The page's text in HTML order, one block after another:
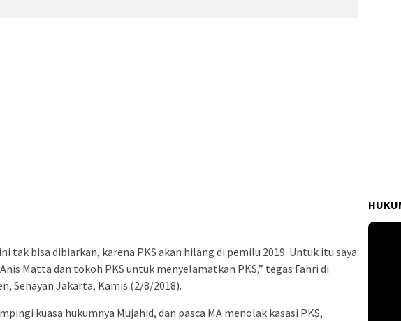
tak bisa dibiarkan, karena PKS akan hilang di pemilu 2019. Untuk itu saya
Matta dan tokoh PKS untuk menyelamatkan PKS,” tegas Fahri di
Senayan Jakarta, Kamis (2/8/2018).
kuasa hukumnya Mujahid, dan pasca MA menolak kasasi PKS,